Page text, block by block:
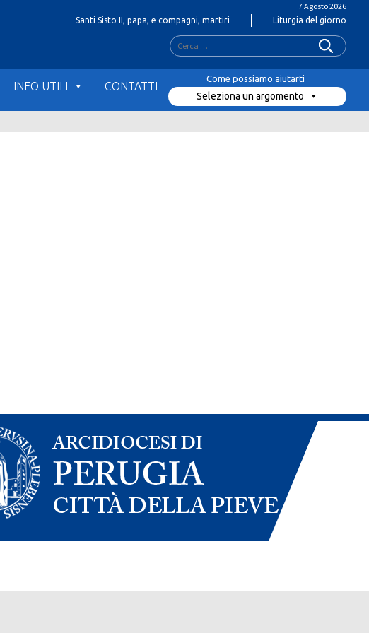
7 Agosto 2026
Santi Sisto II, papa, e compagni, martiri Liturgia del giorno
Ricerca
per:
INFO UTILI CONTATTI
Seleziona un argomento